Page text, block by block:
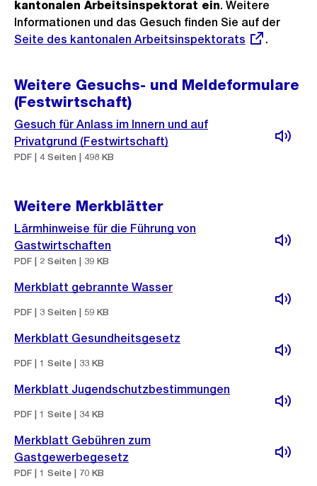
kantonalen Arbeitsinspektorat ein. Weitere
Informationen und das Gesuch finden Sie auf der
Seite des kantonalen Arbeitsinspektorats .
Weitere Gesuchs- und Meldeformulare
(Festwirtschaft)
Gesuch für Anlass im Innern und auf
Privatgrund (Festwirtschaft)
PDF | 4 Seiten | 498 KB
Weitere Merkblätter
Lärmhinweise für die Führung von
Gastwirtschaften
PDF | 2 Seiten | 39 KB
Merkblatt gebrannte Wasser
PDF | 3 Seiten | 59 KB
Merkblatt Gesundheitsgesetz
PDF | 1 Seite | 33 KB
Merkblatt Jugendschutzbestimmungen
PDF | 1 Seite | 34 KB
Merkblatt Gebühren zum
Gastgewerbegesetz
PDF | 1 Seite | 70 KB